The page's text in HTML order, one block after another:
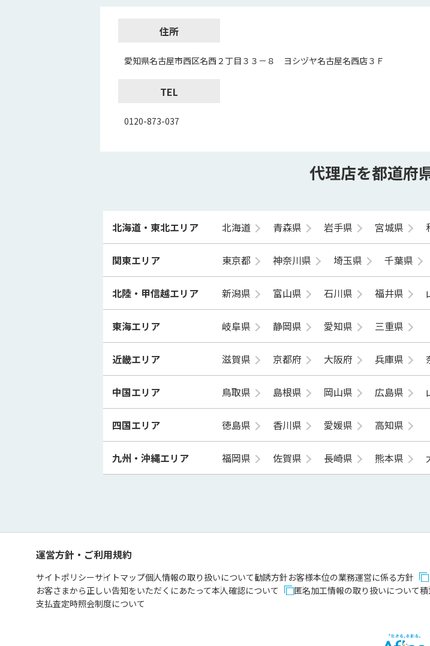
住所
愛知県名古屋市西区名西２丁目３３－８ ヨシヅヤ名古屋名西店３Ｆ
TEL
0120-873-037
代理店を都道府
北海道・東北エリア 北海道 青森県 岩手県 宮城県
関東エリア 東京都 神奈川県 埼玉県 千葉県
北陸・甲信越エリア 新潟県 富山県 石川県 福井県
東海エリア 岐阜県 静岡県 愛知県 三重県
近畿エリア 滋賀県 京都府 大阪府 兵庫県
中国エリア 鳥取県 島根県 岡山県 広島県
四国エリア 徳島県 香川県 愛媛県 高知県
九州・沖縄エリア 福岡県 佐賀県 長崎県 熊本県
運営方針・ご利用規約
サイトポリシーサイトマップ個人情報の取り扱いについて勧誘方針お客様本位の業務運営に係る方針
お客さまから正しい告知をいただくにあたって本人確認について 匿名加工情報の取り扱いについて
支払査定時照会制度について